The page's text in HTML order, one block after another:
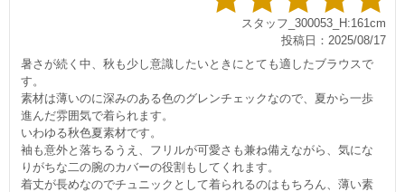
スタッフ_300053_H:161cm
投稿日：2025/08/17
暑さが続く中、秋も少し意識したいときにとても適したブラウスで
す。
素材は薄いのに深みのある色のグレンチェックなので、夏から一歩
進んだ雰囲気で着られます。
いわゆる秋色夏素材です。
袖も意外と落ちるうえ、フリルが可愛さも兼ね備えながら、気にな
りがちな二の腕のカバーの役割もしてくれます。
着丈が長めなのでチュニックとして着られるのはもちろん、薄い素